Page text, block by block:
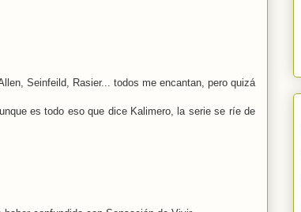
Seinfeild, Rasier... todos me encantan, pero quizá
es todo eso que dice Kalimero, la serie se ríe de